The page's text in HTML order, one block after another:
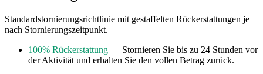
Standardstornierungsrichtlinie mit gestaffelten Rückerstattungen je
nach Stornierungszeitpunkt.
100% Rückerstattung — Stornieren Sie bis zu 24 Stunden vor
der Aktivität und erhalten Sie den vollen Betrag zurück.